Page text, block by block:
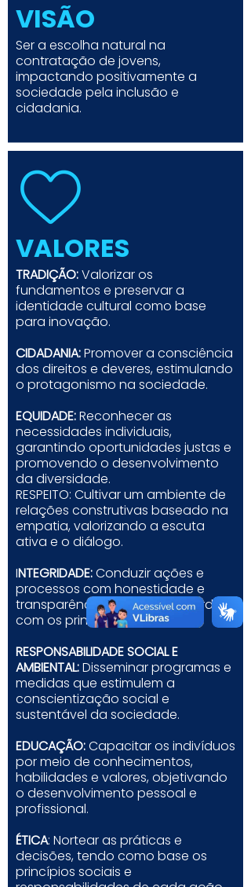
VISÃO
Ser a escolha natural na
contratação de jovens,
impactando positivamente a
sociedade pela inclusão e
cidadania.
VALORES
TRADIÇÃO:Valorizar os
fundamentos e preservar a
identidade cultural como base
para inovação.
CIDADANIA:Promover a consciência
dos direitos e deveres, estimulando
o protagonismo na sociedade.
EQUIDADE:Reconhecer as
necessidades individuais,
garantindo oportunidades justas e
promovendo o desenvolvimento
da diversidade.
RESPEITO: Cultivar um ambiente de
relações construtivas baseado na
empatia, valorizando a escuta
ativa e o diálogo.
INTEGRIDADE:Conduzir ações e
processos com honestidade e
transparência, agindo de acordo
com os princípios legais.
RESPONSABILIDADE SOCIAL E
AMBIENTAL:Disseminar programas e
medidas que estimulem a
conscientização social e
sustentável da sociedade.
EDUCAÇÃO:Capacitar os indivíduos
por meio de conhecimentos,
habilidades e valores, objetivando
o desenvolvimento pessoal e
profissional.
ÉTICA: Nortear as práticas e
decisões, tendo como base os
princípios sociais e